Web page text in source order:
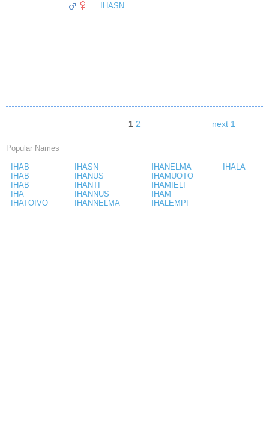
IHASN
1 2 next 1
Popular Names
IHAB
IHAB
IHAB
IHA
IHATOIVO
IHASN
IHANUS
IHANTI
IHANNUS
IHANNELMA
IHANELMA
IHAMUOTO
IHAMIELI
IHAM
IHALEMPI
IHALA